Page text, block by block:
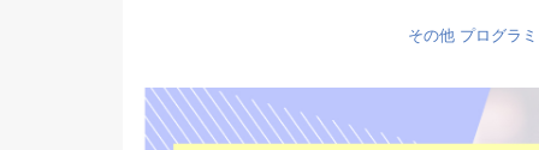
その他 プログラ